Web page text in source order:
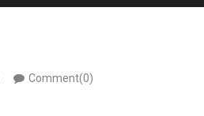
Comment(0)